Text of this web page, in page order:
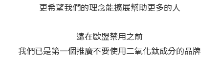
更希望我們的理念能擴展幫助更多的人
遠在歐盟禁用之前
我們已是第一個推廣不要使用二氧化鈦成分的品牌